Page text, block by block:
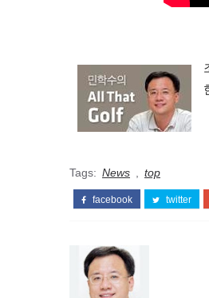
Tags: News top
facebook twitter